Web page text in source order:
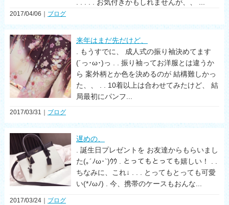
. . . . . お気付きかもしれませんが、、 ...
2017/04/06｜ ブログ
来年はまだ先だけど、
. もうすでに、 成人式の振り袖決めてます
(´っ･ω･)っ . . 振り袖ってお洋服とは違うか
ら 案外柄とか色を決めるのが 結構難しかっ
た、、 . . 10着以上は合わせてみたけど、 結
局最初にパンフ...
2017/03/31｜ ブログ
遅めの、
. 誕生日プレゼントを お友達からもらいまし
た(｡´ﾉω･`)ｳｳ . とってもとっても嬉しい！ . .
ちなみに、これ↓ . . . とってもとっても可愛
い(*ﾉωﾉ) . 今、携帯のケースもおんな...
2017/03/24｜ ブログ